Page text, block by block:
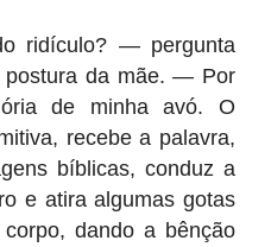
ridículo? — pergunta
postura da mãe. — Por
de minha avó. O
recebe a palavra,
bíblicas, conduz a
e atira algumas gotas
dando a bênção